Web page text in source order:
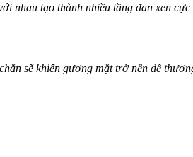
nhau tạo thành nhiều tầng đan xen
sẽ khiến gương mặt trở nên dễ